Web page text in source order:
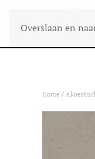
Overslaan en
Home /